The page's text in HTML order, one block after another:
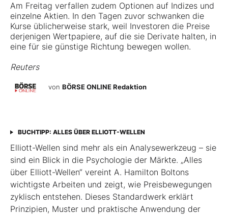
Am Freitag verfallen zudem Optionen auf Indizes und
einzelne Aktien. In den Tagen zuvor schwanken die
Kurse üblicherweise stark, weil Investoren die Preise
derjenigen Wertpapiere, auf die sie Derivate halten, in
eine für sie günstige Richtung bewegen wollen.
Reuters
von BÖRSE ONLINE Redaktion
BUCHTIPP: ALLES ÜBER ELLIOTT-WELLEN
Elliott-Wellen sind mehr als ein Analysewerkzeug – sie
sind ein Blick in die Psychologie der Märkte. „Alles
über Elliott-Wellen“ vereint A. Hamilton Boltons
wichtigste Arbeiten und zeigt, wie Preisbewegungen
zyklisch entstehen. Dieses Standardwerk erklärt
Prinzipien, Muster und praktische Anwendung der